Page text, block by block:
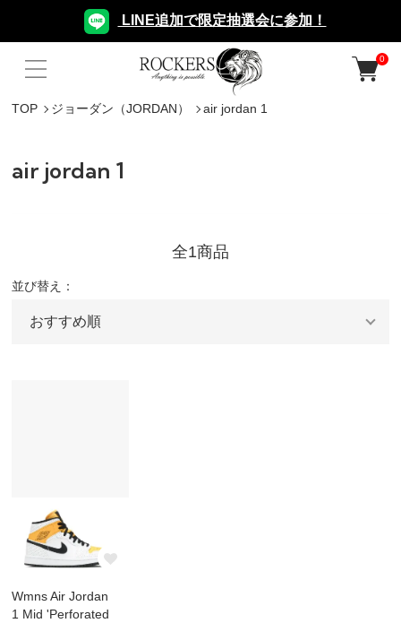
LINE追加で限定抽選会に参加！
0
TOP ジョーダン（JORDAN） air jordan 1
air jordan 1
全1商品
並び替え：
Wmns Air Jordan
1 Mid 'Perforated